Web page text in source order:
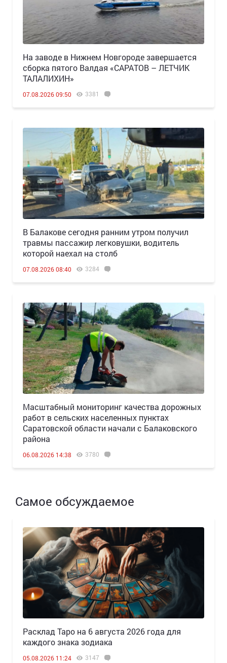
Н️а заводе в Нижнем Новгороде завершается
сборка пятого Валдая «САРАТОВ – ЛЕТЧИК
ТАЛАЛИХИН»
07.08.2026 09:50 3381
В Балакове сегодня ранним утром получил
травмы пассажир легковушки, водитель
которой наехал на столб
07.08.2026 08:40 3284
Масштабный мониторинг качества дорожных
работ в сельских населенных пунктах
Саратовской области начали с Балаковского
района
06.08.2026 14:38 3780
Самое обсуждаемое
Расклад Таро на 6 августа 2026 года для
каждого знака зодиака
05.08.2026 11:24 3147